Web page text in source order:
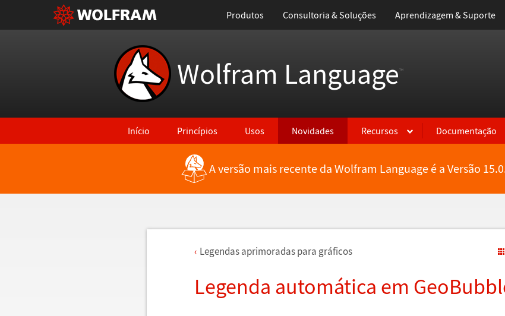
Produtos Consultoria & Soluções Aprendizagem & Suporte
Wolfram Language™
Início Princípios Usos Novidades Recursos Documentação
A versão mais recente da Wolfram Language é a Versão
Legendas aprimoradas para gráficos
Legenda automática em